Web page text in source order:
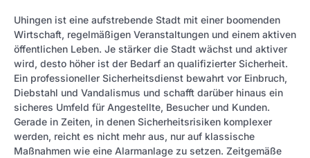
Uhingen ist eine aufstrebende Stadt mit einer boomen­den
Wirtschaft, regelmäßigen Veranstaltungen und einem aktiven
öffentlichen Leben. Je stärker die Stadt wächst und aktiver
wird, desto höher ist der Bedarf an qualifizierter Sicherheit.
Ein professioneller Sicherheitsdienst bewahrt vor Einbruch,
Diebstahl und Vandalismus und schafft darüber hinaus ein
sicheres Umfeld für Angestellte, Besucher und Kunden.
Gerade in Zeiten, in denen Sicherheitsrisiken komplexer
werden, reicht es nicht mehr aus, nur auf klassische
Maßnahmen wie eine Alarmanlage zu setzen. Zeitgemäße